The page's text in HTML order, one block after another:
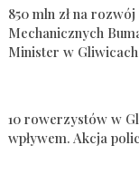
850 mln zł na rozwój
Mechanicznych
Minister w Gliwicach
10 rowerzystów w
wpływem. Akcja